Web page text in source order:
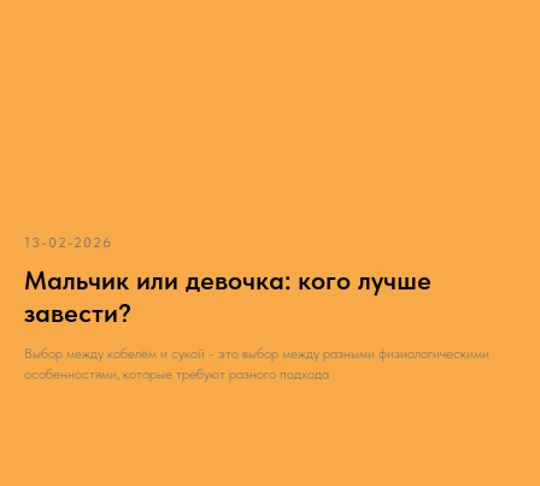
13-02-2026
Мальчик или девочка: кого лучше
завести?
Выбор между кобелём и сукой - это выбор между разными физиологическими
особенностями, которые требуют разного подхода